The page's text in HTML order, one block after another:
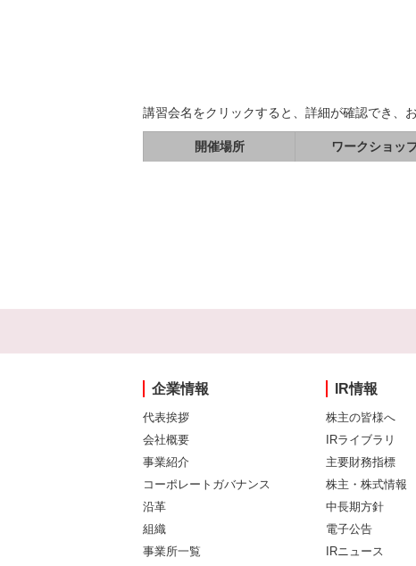
講習会名をクリックすると、詳細が確認でき、
開催場所 ワークショッ
企業情報
代表挨拶
会社概要
事業紹介
コーポレートガバナンス
沿革
組織
事業所一覧
IR情報
株主の皆様へ
IRライブラリ
主要財務指標
株主・株式情報
中長期方針
電子公告
IRニュース